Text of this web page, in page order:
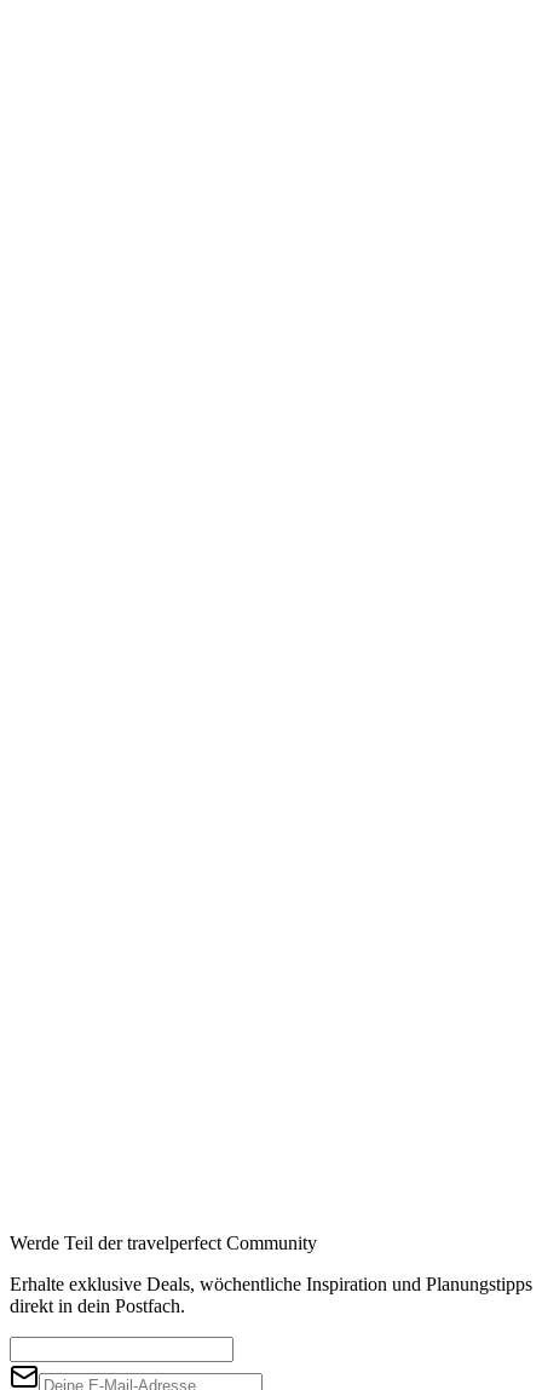
Werde Teil der travelperfect Community
Erhalte exklusive Deals, wöchentliche Inspiration und Planungstipps
direkt in dein Postfach.